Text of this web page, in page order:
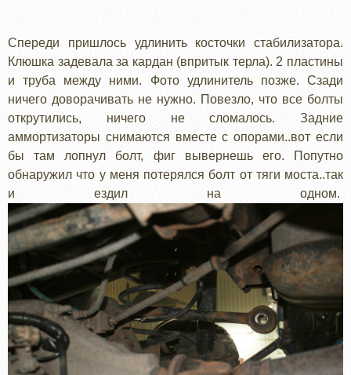
Спереди пришлось удлинить косточки стабилизатора.
Клюшка задевала за кардан (впритык терла). 2 пластины
и труба между ними. Фото удлинитель позже. Сзади
ничего доворачивать не нужно. Повезло, что все болты
открутились, ничего не сломалось. Задние
аммортизаторы снимаются вместе с опорами..вот если
бы там лопнул болт, фиг вывернешь его. Попутно
обнаружил что у меня потерялся болт от тяги моста..так
и ездил на одном.